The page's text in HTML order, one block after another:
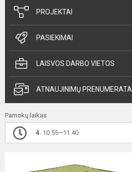
PROJEKTAI
PASIEKIMAI
LAISVOS DARBO VIETOS
ATNAUJINIMŲ PRENUMERATA
Pamokų laikas
4. 10.55—11.40